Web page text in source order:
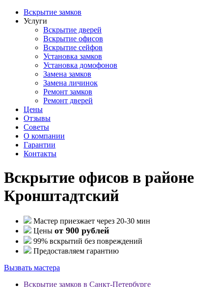
Вскрытие замков
Услуги
Вскрытие дверей
Вскрытие офисов
Вскрытие сейфов
Установка замков
Установка домофонов
Замена замков
Замена личинок
Ремонт замков
Ремонт дверей
Цены
Отзывы
Советы
О компании
Гарантии
Контакты
Вскрытие офисов в районе
Кронштадтский
Мастер приезжает через 20-30 мин
Цены от 900 рублей
99% вскрытий без повреждений
Предоставляем гарантию
Вызвать мастера
Вскрытие замков в Санкт-Петербурге